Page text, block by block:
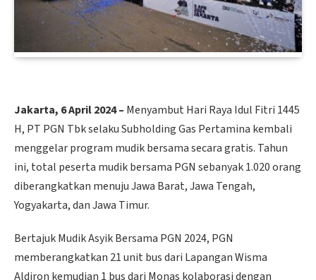
Jakarta, 6 April 2024 – Menyambut Hari Raya Idul Fitri 1445
H, PT PGN Tbk selaku Subholding Gas Pertamina kembali
menggelar program mudik bersama secara gratis. Tahun
ini, total peserta mudik bersama PGN sebanyak 1.020 orang
diberangkatkan menuju Jawa Barat, Jawa Tengah,
Yogyakarta, dan Jawa Timur.
Bertajuk Mudik Asyik Bersama PGN 2024, PGN
memberangkatkan 21 unit bus dari Lapangan Wisma
Aldiron kemudian 1 bus dari Monas kolaborasi dengan